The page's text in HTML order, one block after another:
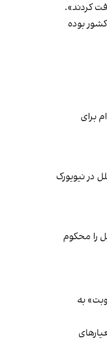
کردند».
بوده
برای
در نیویورک
اسلامی به بهانه «امنیت ملی» پس از جنگ ۱۲ روزه با اسرائیل را محکوم
نوبت» به